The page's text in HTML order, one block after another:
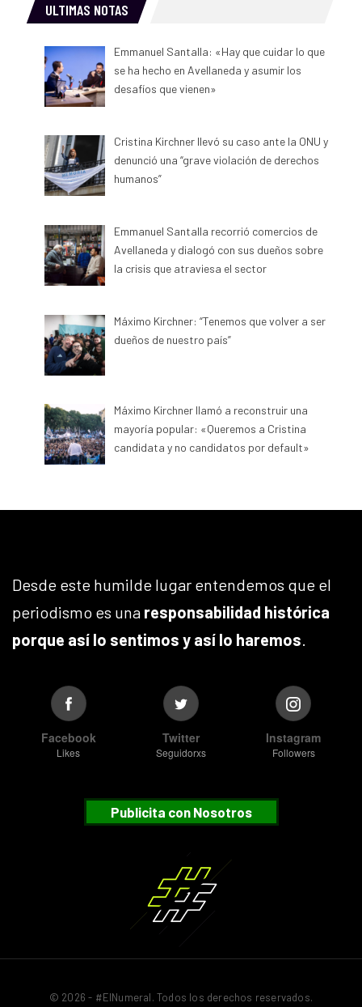
ULTIMAS NOTAS
Emmanuel Santalla: «Hay que cuidar lo que
se ha hecho en Avellaneda y asumir los
desafíos que vienen»
Cristina Kirchner llevó su caso ante la ONU y
denunció una “grave violación de derechos
humanos”
Emmanuel Santalla recorrió comercios de
Avellaneda y dialogó con sus dueños sobre
la crisis que atraviesa el sector
Máximo Kirchner: “Tenemos que volver a ser
dueños de nuestro país”
Máximo Kirchner llamó a reconstruir una
mayoría popular: «Queremos a Cristina
candidata y no candidatos por default»
Desde este humilde lugar entendemos que el
periodismo es una responsabilidad histórica
porque así lo sentimos y así lo haremos.
Facebook
Likes
Twitter
Seguidorxs
Instagram
Followers
Publicita con Nosotros
© 2026 - #ElNumeral. Todos los derechos reservados.